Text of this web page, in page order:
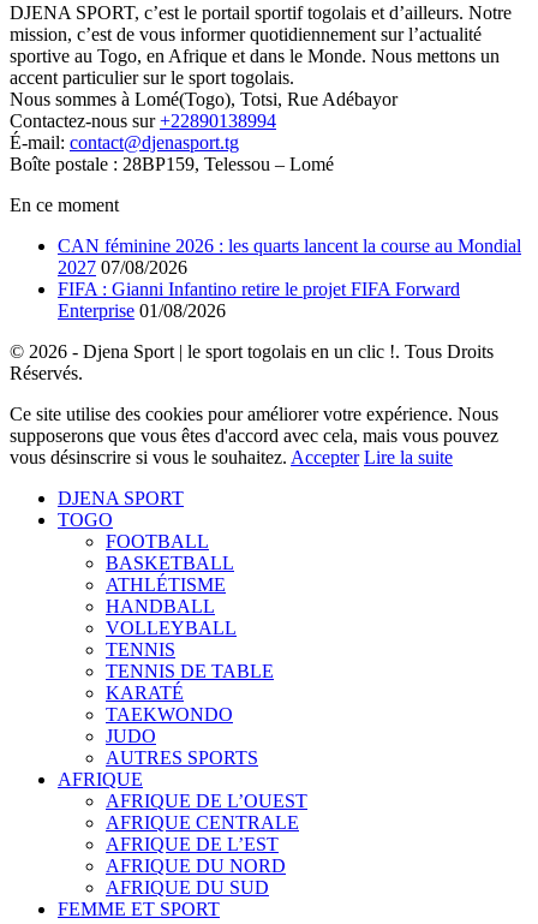
DJENA SPORT, c’est le portail sportif togolais et d’ailleurs. Notre
mission, c’est de vous informer quotidiennement sur l’actualité
sportive au Togo, en Afrique et dans le Monde. Nous mettons un
accent particulier sur le sport togolais.
Nous sommes à Lomé(Togo), Totsi, Rue Adébayor
Contactez-nous sur+22890138994
É-mail: contact@djenasport.tg
Boîte postale : 28BP159, Telessou – Lomé
En ce moment
CAN féminine 2026 : les quarts lancent la course au Mondial
2027 07/08/2026
FIFA : Gianni Infantino retire le projet FIFA Forward
Enterprise 01/08/2026
© 2026 - Djena Sport | le sport togolais en un clic !. Tous Droits
Réservés.
Ce site utilise des cookies pour améliorer votre expérience. Nous
supposerons que vous êtes d'accord avec cela, mais vous pouvez
vous désinscrire si vous le souhaitez. Accepter Lire la suite
DJENA SPORT
TOGO
FOOTBALL
BASKETBALL
ATHLÉTISME
HANDBALL
VOLLEYBALL
TENNIS
TENNIS DE TABLE
KARATÉ
TAEKWONDO
JUDO
AUTRES SPORTS
AFRIQUE
AFRIQUE DE L’OUEST
AFRIQUE CENTRALE
AFRIQUE DE L’EST
AFRIQUE DU NORD
AFRIQUE DU SUD
FEMME ET SPORT